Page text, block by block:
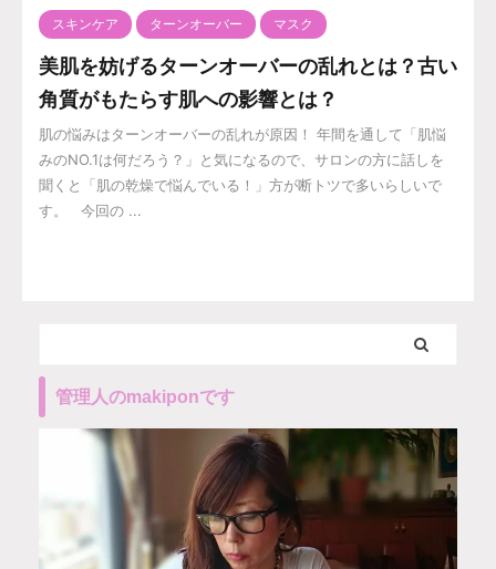
スキンケア ターンオーバー マスク
美肌を妨げるターンオーバーの乱れとは？古い
角質がもたらす肌への影響とは？
肌の悩みはターンオーバーの乱れが原因！ 年間を通して「肌悩
みのNO.1は何だろう？」と気になるので、サロンの方に話しを
聞くと「肌の乾燥で悩んでいる！」方が断トツで多いらしいで
す。 今回の ...
管理人のmakiponです